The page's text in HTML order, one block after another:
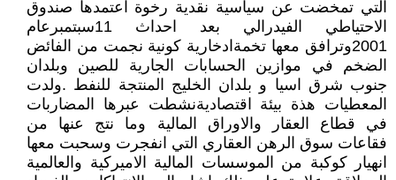
التي تمخضت عن سياسية نقدية رخوة اعتمدها صندوق
الاحتياطي الفيدرالي بعد احداث 11سبتمبرعام
2001وترافق معها تخمةادخارية كونية نجمت من الفائض
الضخم في موازين الحسابات الجارية للصين وبلدان
جنوب شرق اسيا و بلدان الخليج المنتجة للنفط .ولدت
المعطيات هذة بيئة اقتصاديةنشطت عبرها المضاربات
في قطاع العقار والاوراق المالية وما نتج عنها من
فقاعات سوق الرهن العقاري التي انفجرت وسحبت معها
انهيار كوكبة من الموسسات المالية الاميركية والعالمية